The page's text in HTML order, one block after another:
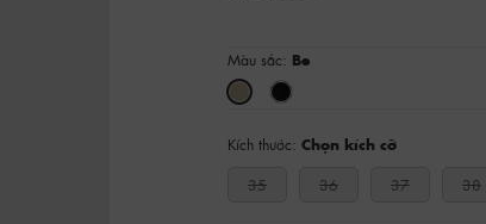
Màu sắc: Be
Kích thước: Chọn kích cỡ
35
36 37 38